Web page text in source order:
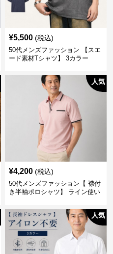
¥5,500 (税込)
50代メンズファッション 【スエ
ード素材Tシャツ】 3カラー
人気
¥4,200 (税込)
50代メンズファッション【 襟付
き半袖ポロシャツ】 ライン使い
人気